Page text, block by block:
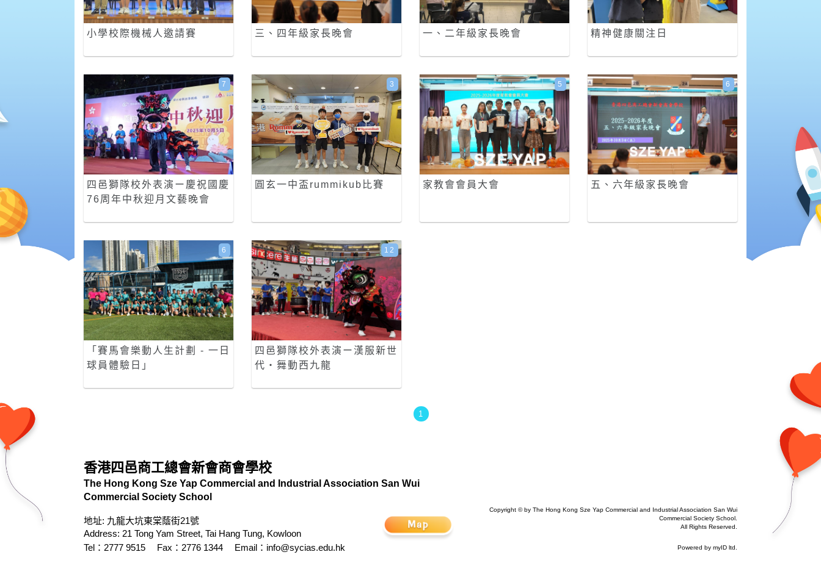
小學校際機械人邀請賽 三、四年級家長晚會 一、二年級家長晚會 精神健康關注日
四邑獅隊校外表演ー慶祝國慶
76周年中秋迎月文藝晚會
7
圓玄一中盃rummikub比賽
3
家教會會員大會
5
五、六年級家長晚會
6
「賽馬會樂動人生計劃 - 一日
球員體驗日」
6
四邑獅隊校外表演ー漢服新世
代・舞動西九龍
12
1
香港四邑商工總會新會商會學校
The Hong Kong Sze Yap Commercial and Industrial Association San Wui
Commercial Society School
地址: 九龍大坑東棠蔭街21號
Address: 21 Tong Yam Street, Tai Hang Tung, Kowloon
Tel：2777 9515
Fax：2776 1344 Email： info@sycias.edu.hk
Copyright © by The Hong Kong Sze Yap Commercial and Industrial Association San Wui
Commercial Society School.
All Rights Reserved.
Powered by myID ltd